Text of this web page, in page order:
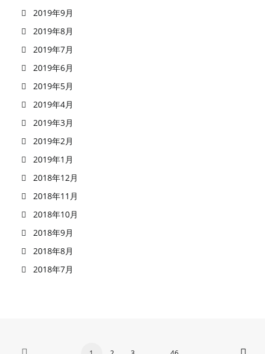
2019年9月
2019年8月
2019年7月
2019年6月
2019年5月
2019年4月
2019年3月
2019年2月
2019年1月
2018年12月
2018年11月
2018年10月
2018年9月
2018年8月
2018年7月